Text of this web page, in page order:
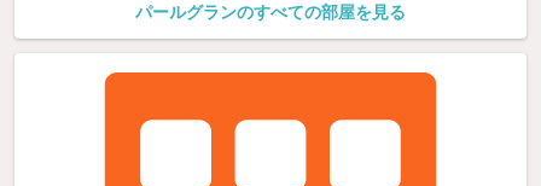
パールグランのすべての部屋を見る